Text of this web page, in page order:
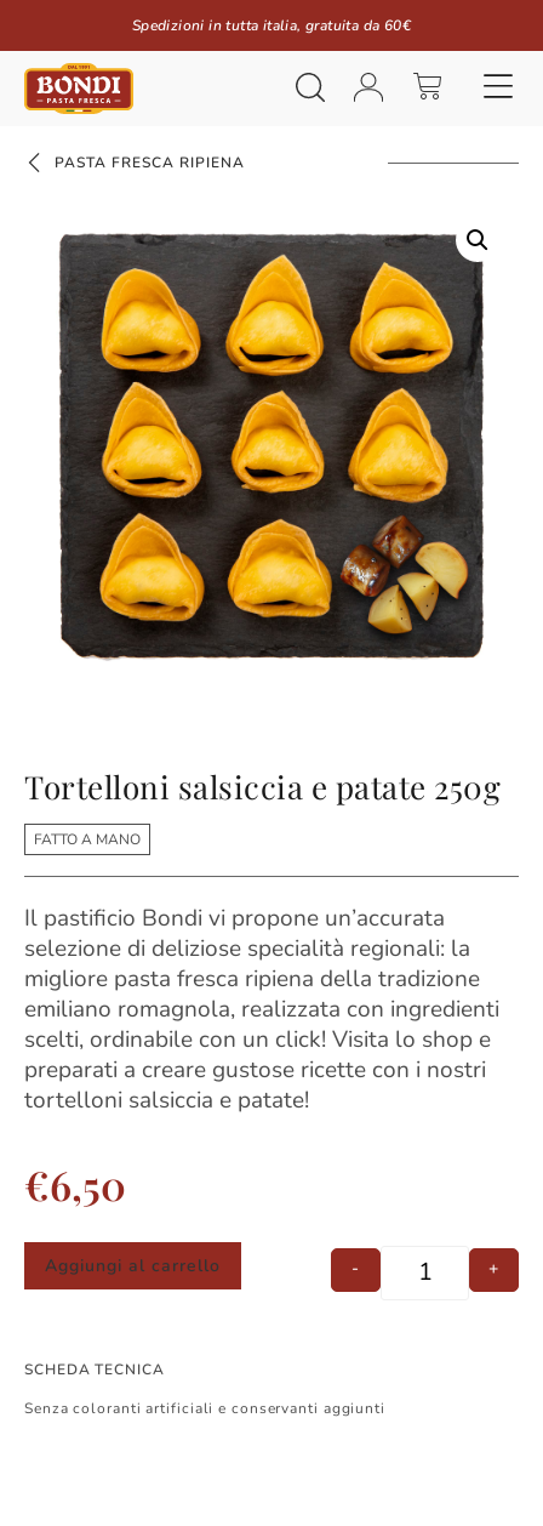
Spedizioni in tutta italia, gratuita da 60€
PASTA FRESCA RIPIENA
Tortelloni salsiccia e patate 250g
FATTO A MANO
Il pastificio Bondi vi propone un’accurata
selezione di deliziose specialità regionali: la
migliore pasta fresca ripiena della tradizione
emiliano romagnola, realizzata con ingredienti
scelti, ordinabile con un click! Visita lo shop e
preparati a creare gustose ricette con i nostri
tortelloni salsiccia e patate!
€6,50
- +
Aggiungi al carrello
SCHEDA TECNICA
Senza coloranti artificiali e conservanti aggiunti